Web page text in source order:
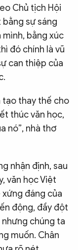
Chủ tịch Hội
bằng sự sáng
bằng xúc
đó chính là vũ
can thiệp của
tạo thay thế cho
thúc văn học,
nó”, nhà thơ
nhận định, sau
văn học Việt
đáng của
động, đầy đột
chúng ta
muốn. Chân